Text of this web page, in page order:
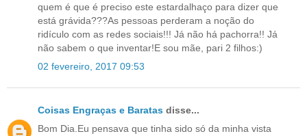
quem é que é preciso este estardalhaço para dizer que
está grávida???As pessoas perderam a noção do
ridículo com as redes sociais!!! Já não há pachorra!! Já
não sabem o que inventar!E sou mãe, pari 2 filhos:)
02 fevereiro, 2017 09:53
Coisas Engraças e Baratas disse...
Bom Dia.Eu pensava que tinha sido só da minha vista